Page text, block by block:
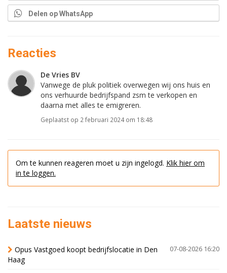
Delen op WhatsApp
Reacties
De Vries BV
Vanwege de pluk politiek overwegen wij ons huis en
ons verhuurde bedrijfspand zsm te verkopen en
daarna met alles te emigreren.
Geplaatst op 2 februari 2024 om 18:48
Om te kunnen reageren moet u zijn ingelogd. Klik hier om
in te loggen.
Laatste nieuws
07-08-2026 16:20
Opus Vastgoed koopt bedrijfslocatie in Den
Haag